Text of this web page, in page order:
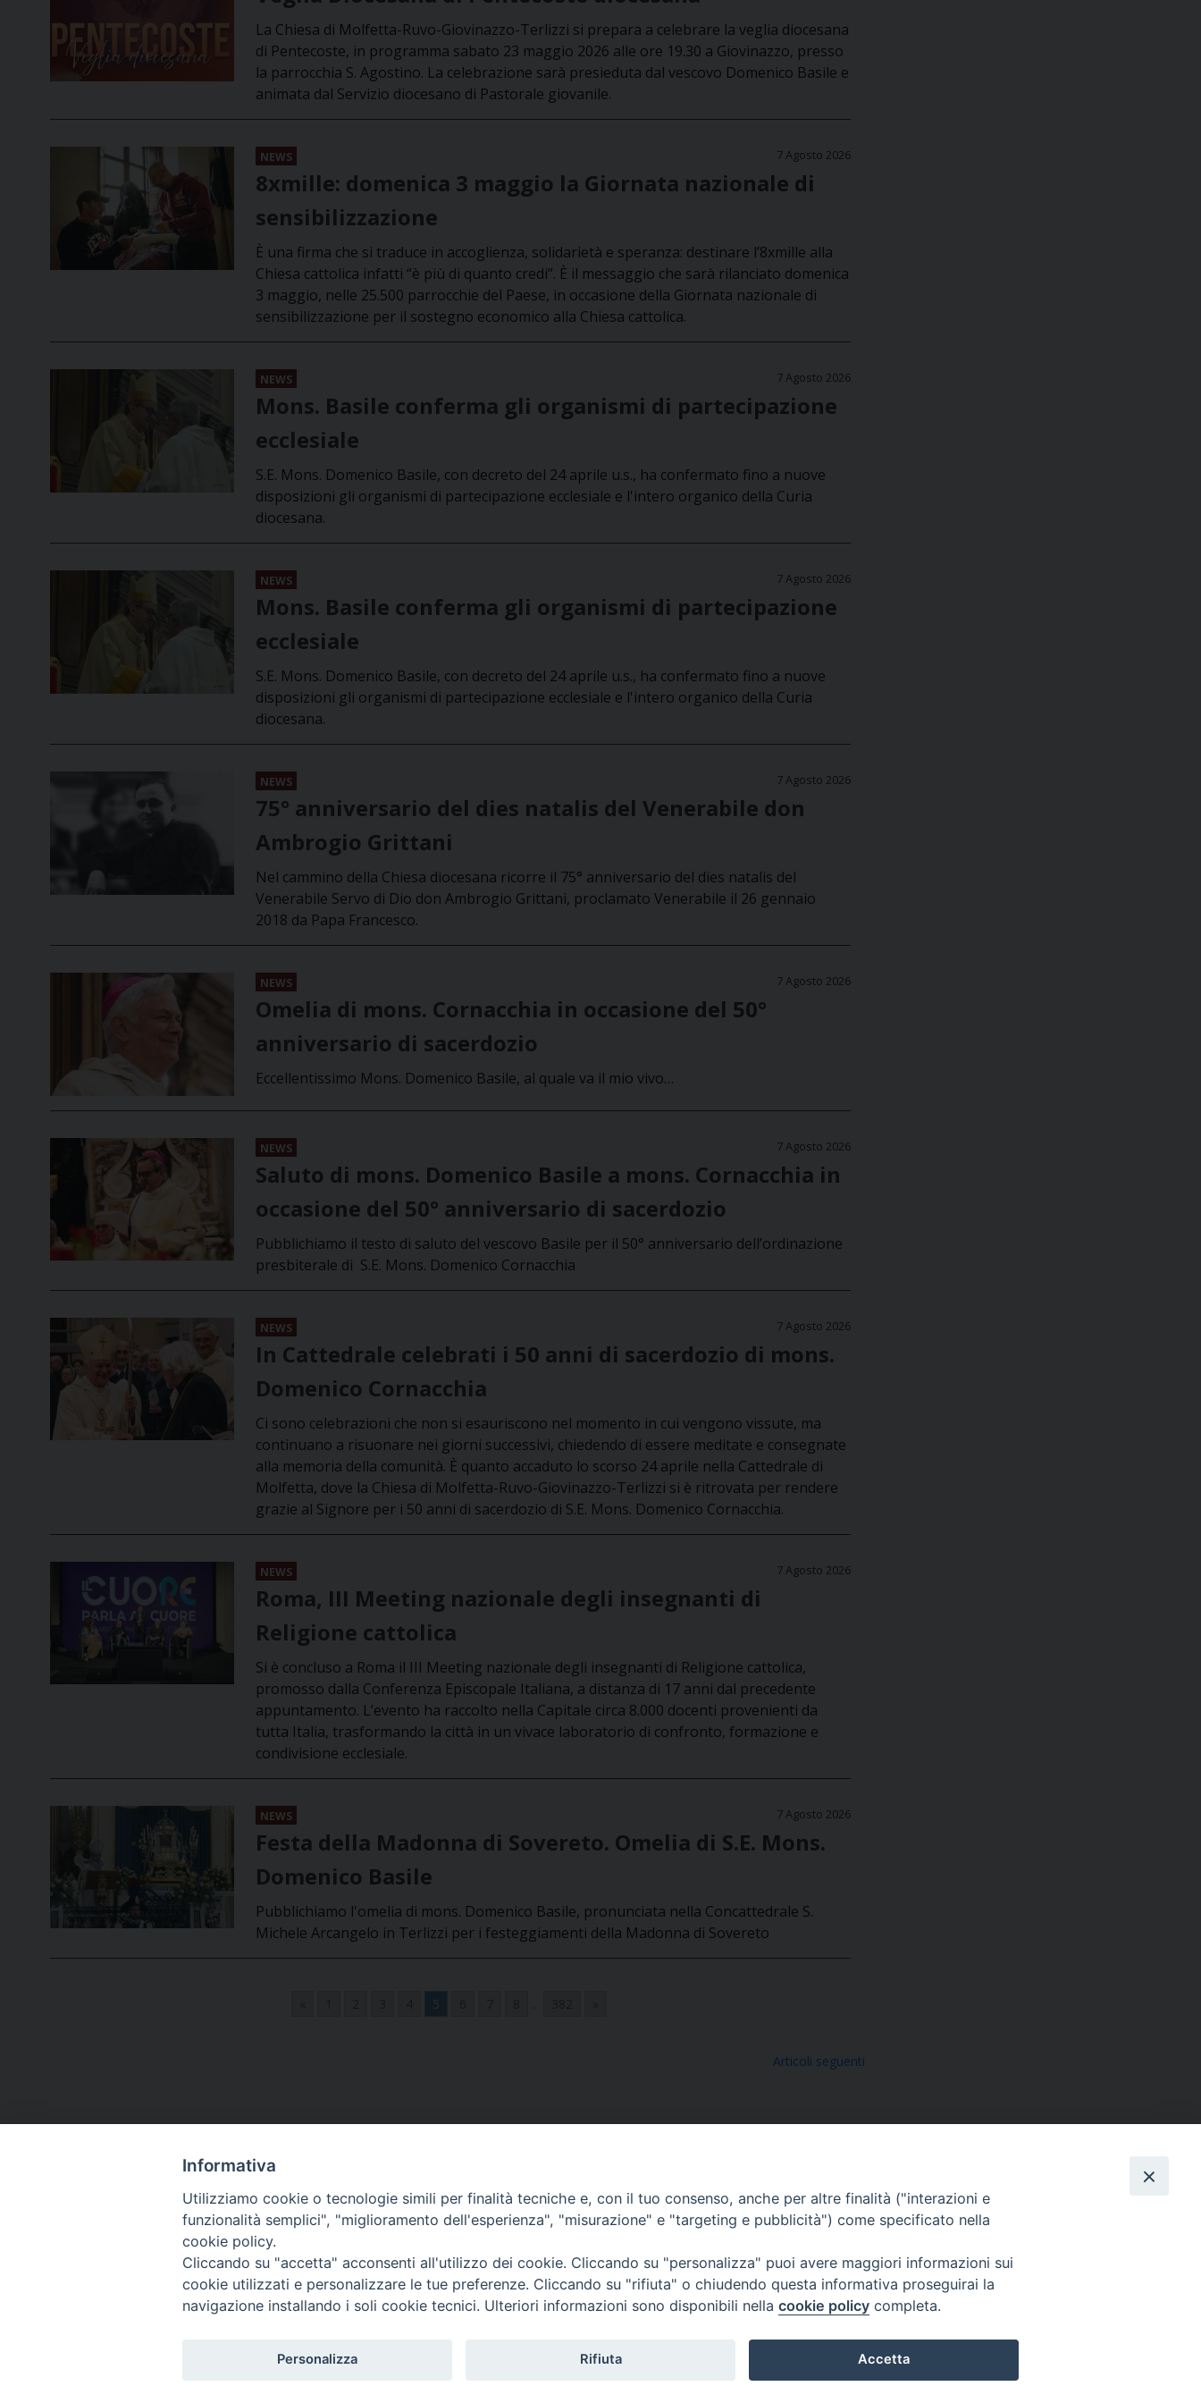
La Chiesa di Molfetta-Ruvo-Giovinazzo-Terlizzi si prepara a celebrare la veglia diocesana
di Pentecoste, in programma sabato 23 maggio 2026 alle ore 19.30 a Giovinazzo, presso
la parrocchia S. Agostino. La celebrazione sarà presieduta dal vescovo Domenico Basile e
animata dal Servizio diocesano di Pastorale giovanile.
NEWS 7 Agosto 2026
8xmille: domenica 3 maggio la Giornata nazionale di
sensibilizzazione
È una firma che si traduce in accoglienza, solidarietà e speranza: destinare l’8xmille alla
Chiesa cattolica infatti “è più di quanto credi”. È il messaggio che sarà rilanciato domenica
3 maggio, nelle 25.500 parrocchie del Paese, in occasione della Giornata nazionale di
sensibilizzazione per il sostegno economico alla Chiesa cattolica.
NEWS 7 Agosto 2026
Mons. Basile conferma gli organismi di partecipazione
ecclesiale
S.E. Mons. Domenico Basile, con decreto del 24 aprile u.s., ha confermato fino a nuove
disposizioni gli organismi di partecipazione ecclesiale e l'intero organico della Curia
diocesana.
NEWS 7 Agosto 2026
Mons. Basile conferma gli organismi di partecipazione
ecclesiale
S.E. Mons. Domenico Basile, con decreto del 24 aprile u.s., ha confermato fino a nuove
disposizioni gli organismi di partecipazione ecclesiale e l'intero organico della Curia
diocesana.
NEWS 7 Agosto 2026
75° anniversario del dies natalis del Venerabile don
Ambrogio Grittani
Nel cammino della Chiesa diocesana ricorre il 75° anniversario del dies natalis del
Venerabile Servo di Dio don Ambrogio Grittani, proclamato Venerabile il 26 gennaio
2018 da Papa Francesco.
NEWS 7 Agosto 2026
Omelia di mons. Cornacchia in occasione del 50°
anniversario di sacerdozio
Eccellentissimo Mons. Domenico Basile, al quale va il mio vivo…
NEWS 7 Agosto 2026
Saluto di mons. Domenico Basile a mons. Cornacchia in
occasione del 50° anniversario di sacerdozio
Pubblichiamo il testo di saluto del vescovo Basile per il 50° anniversario dell’ordinazione
presbiterale di S.E. Mons. Domenico Cornacchia
NEWS 7 Agosto 2026
In Cattedrale celebrati i 50 anni di sacerdozio di mons.
Domenico Cornacchia
Ci sono celebrazioni che non si esauriscono nel momento in cui vengono vissute, ma
continuano a risuonare nei giorni successivi, chiedendo di essere meditate e consegnate
alla memoria della comunità. È quanto accaduto lo scorso 24 aprile nella Cattedrale di
Molfetta, dove la Chiesa di Molfetta-Ruvo-Giovinazzo-Terlizzi si è ritrovata per rendere
grazie al Signore per i 50 anni di sacerdozio di S.E. Mons. Domenico Cornacchia.
NEWS 7 Agosto 2026
Roma, III Meeting nazionale degli insegnanti di
Religione cattolica
Si è concluso a Roma il III Meeting nazionale degli insegnanti di Religione cattolica,
promosso dalla Conferenza Episcopale Italiana, a distanza di 17 anni dal precedente
appuntamento. L’evento ha raccolto nella Capitale circa 8.000 docenti provenienti da
tutta Italia, trasformando la città in un vivace laboratorio di confronto, formazione e
condivisione ecclesiale.
NEWS 7 Agosto 2026
Festa della Madonna di Sovereto. Omelia di S.E. Mons.
Domenico Basile
Pubblichiamo l'omelia di mons. Domenico Basile, pronunciata nella Concattedrale S.
Michele Arcangelo in Terlizzi per i festeggiamenti della Madonna di Sovereto
5
Articoli seguenti
Piazza Giovene 4 – 70056 Molfetta (BA)
Ufficio Comunicazioni sociali
Piazza Giovene 4 – 70056 Molfetta (BA)
comunicazionisociali@diocesimolfetta.it
SEGUICI SU
Facebook
Instagram
X YouTube
Informativa
Utilizziamo cookie o tecnologie simili per finalità tecniche e, con il tuo consenso, anche per altre finalità ("interazioni e
funzionalità semplici", "miglioramento dell'esperienza", "misurazione" e "targeting e pubblicità") come specificato nella
cookie policy.
Cliccando su "accetta" acconsenti all'utilizzo dei cookie. Cliccando su "personalizza" puoi avere maggiori informazioni sui
cookie utilizzati e personalizzare le tue preferenze. Cliccando su "rifiuta" o chiudendo questa informativa proseguirai la
navigazione installando i soli cookie tecnici. Ulteriori informazioni sono disponibili nella cookie policy completa.
Personalizza Rifiuta Accetta